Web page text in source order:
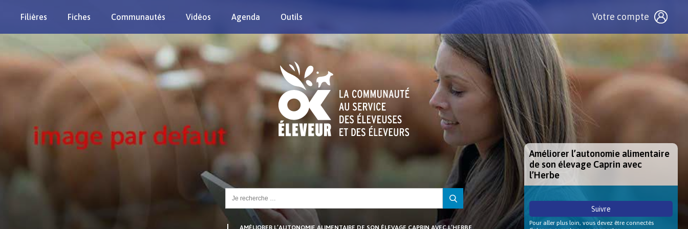
Filières Fiches Communautés Vidéos Agenda Outils Votre compte
Rechercher :
AMÉLIORER L’AUTONOMIE ALIMENTAIRE DE SON ÉLEVAGE CAPRIN AVEC L’HERBE
Améliorer l’autonomie alimentaire
de son élevage Caprin avec
l’Herbe
Suivre
Pour aller plus loin, vous devez être connectés